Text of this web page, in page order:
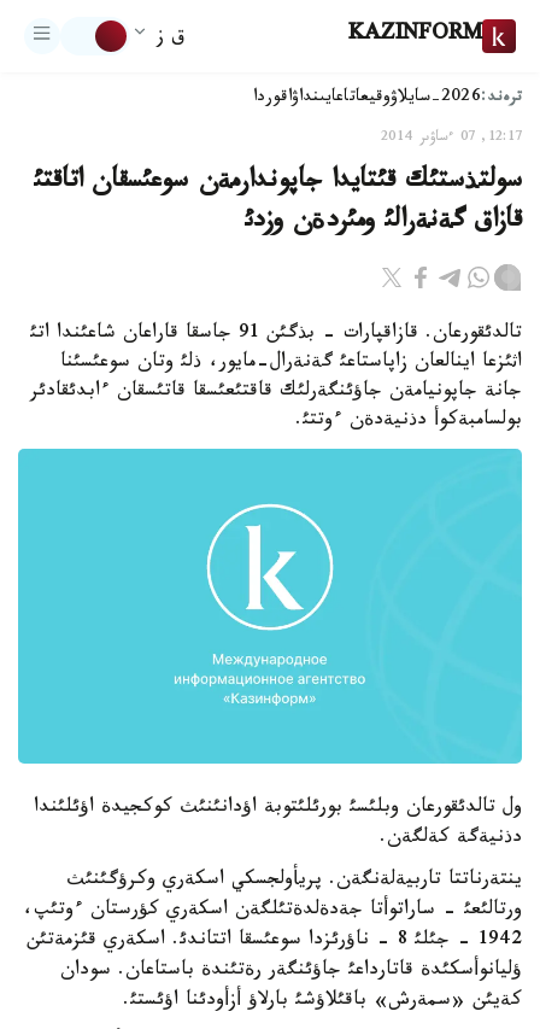
KAZINFORM ق ز
ترەند:2026-سايلاۋ وقيعاتاعايىنداۋاقوردا
12:17, 07 ءساۋىر 2014
سولتذستئك قئتايدا جاپوندارمةن سوعئسقان اتاقتئ
قازاق گةنةرالئ ومئردةن وزدئ
تالدئقورعان. قازاقپارات - بذگئن 91 جاسقا قاراعان شاعئندا اتئ
اثئزعا اينالعان زاپاستاعئ گةنةرال-مايور، ذلئ وتان سوعئسئنا
جانة جاپونيامةن جاؤئنگةرلئك قاقتئعئسقا قاتئسقان ءابدئقادئر
بولسامبةكوأ دذنيةدةن ءوتتئ.
ول تالدئقورعان وبلئسئ بورئلئتوبة اؤدانئنئث كوكجيدة اؤئلئندا
دذنيةگة كةلگةن.
ينتةرناتتا تاربيةلةنگةن. پريأولجسكي اسكةري وكرؤگئنئث
ورتالئعئ - ساراتوأتا جةدةلدةتئلگةن اسكةري كؤرستان ءوتئپ،
1942 - جئلئ 8 - ناؤرئزدا سوعئسقا اتتاندئ. اسكةري قئزمةتئن
ؤليانوأسكئدة قاتارداعئ جاؤئنگةر رةتئندة باستاعان. سودان
كةيئن «سمةرش» باقئلاؤشئ بارلاؤ أزأودئنا اؤئستئ.